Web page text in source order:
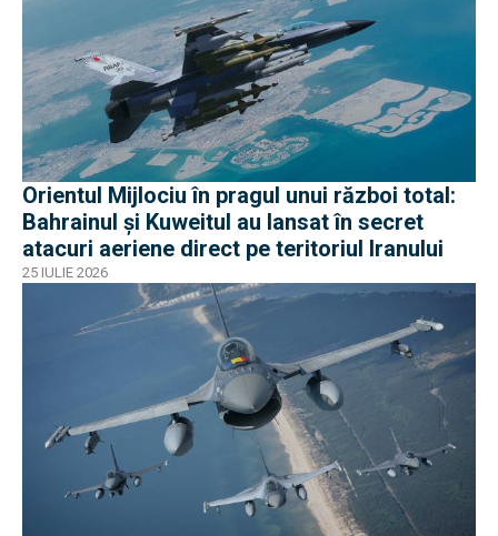
Orientul Mijlociu în pragul unui război total:
Bahrainul și Kuweitul au lansat în secret
atacuri aeriene direct pe teritoriul Iranului
25 IULIE 2026